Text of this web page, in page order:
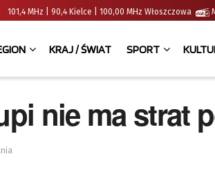
101,4 MHz | 90,4 Kielce | 100,00 MHz Włoszczowa
KRAJ / ŚWIAT SPORT
nie ma strat